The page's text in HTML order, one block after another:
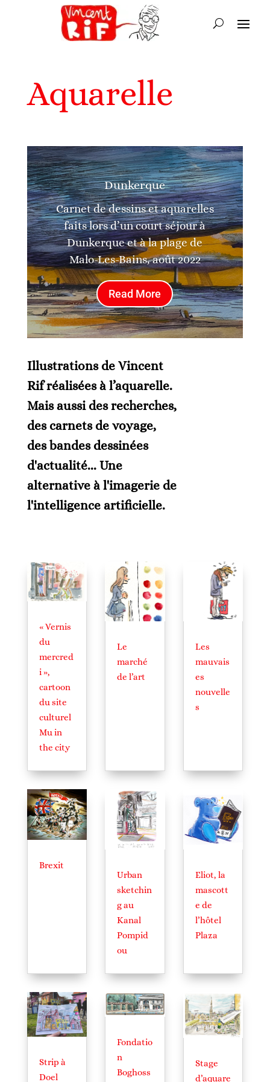
Aquarelle
Dunkerque
Carnet de dessins et aquarelles
faits lors d’un court séjour à
Dunkerque et à la plage de
Malo-Les-Bains, août 2022
Read More
Illustrations de Vincent
Rif réalisées à l’aquarelle.
Mais aussi des recherches,
des carnets de voyage,
des bandes dessinées
d'actualité... Une
alternative à l'imagerie de
l'intelligence artificielle.
« Vernis
du
mercred
i »,
cartoon
du site
culturel
Mu in
the city
Le
marché
de l’art
Les
mauvais
es
nouvelle
s
Brexit
Urban
sketchin
g au
Kanal
Pompid
ou
Eliot, la
mascott
e de
l’hôtel
Plaza
Strip à
Doel
Fondatio
n
Boghoss
Stage
d’aquare